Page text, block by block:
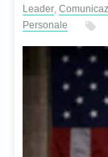
Leader,
Personale